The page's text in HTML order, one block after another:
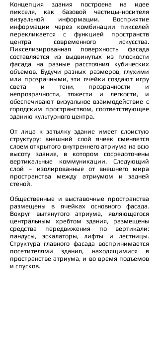
Концепция здания построена на идее
пикселя, как базовой частицы-носителя
визуальной информации. Восприятие
информации через комбинации пикселей
перекликается с функцией пространств
центра современного искусства.
Пикселизированная поверхность фасада
составляется из выдвинутых из плоскости
фасада на разные расстояния кубических
объемов. Будучи разных размеров, глухими
или прозрачными, эти ячейки создают игру
света и тени, прозрачности и
непрозрачности, тяжести и легкости, и
обеспечивают визуальное взаимодействие с
городским пространством, соответствующее
зданию культурного центра.
От лица к затылку здание имеет слоистую
структуру: внешний слой ячеек сменяется
слоем открытого внутреннего атриума на всю
высоту здания, в котором сосредоточены
вертикальные коммуникации. Следующий
слой – изолированные от внешнего мира
пространства между атриумом и задней
стеной.
Общественные и выставочные пространства
размещены в ячейках основного фасада.
Вокруг вытянутого атриума, являющегося
центральным хребтом здания, размещены
средства передвижения по вертикали:
пандусы, эскалаторы, лифты и лестницы.
Структура главного фасада воспринимается
посетителями здания, находящимися в
пространстве атриума, и во время подъемов
и спусков.